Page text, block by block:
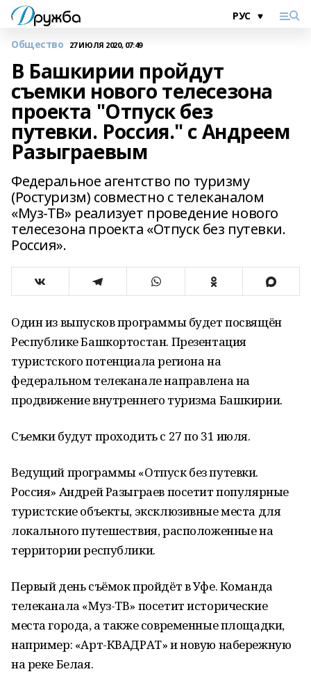
Общество 27 ИЮЛЯ 2020, 07:49
В Башкирии пройдут
съемки нового телесезона
проекта "Отпуск без
путевки. Россия." с Андреем
Разыграевым
Федеральное агентство по туризму
(Ростуризм) совместно с телеканалом
«Муз-ТВ» реализует проведение нового
телесезона проекта «Отпуск без путевки.
Россия».
Один из выпусков программы будет посвящён
Республике Башкортостан. Презентация
туристского потенциала региона на
федеральном телеканале направлена на
продвижение внутреннего туризма Башкирии.
Съемки будут проходить с 27 по 31 июля.
Ведущий программы «Отпуск без путевки.
Россия» Андрей Разыграев посетит популярные
туристские объекты, эксклюзивные места для
локального путешествия, расположенные на
территории республики.
Первый день съёмок пройдёт в Уфе. Команда
телеканала «Муз-ТВ» посетит исторические
места города, а также современные площадки,
например: «Арт-КВАДРАТ» и новую набережную
на реке Белая.